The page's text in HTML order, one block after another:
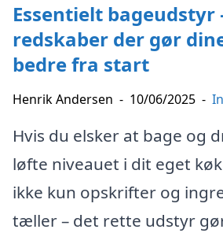
Essentielt bageudstyr
redskaber der gør
bedre fra start
Henrik Andersen - 10/06/2025 -
Hvis du elsker at bage og
løfte niveauet i dit eget
ikke kun opskrifter og
tæller – det rette udstyr